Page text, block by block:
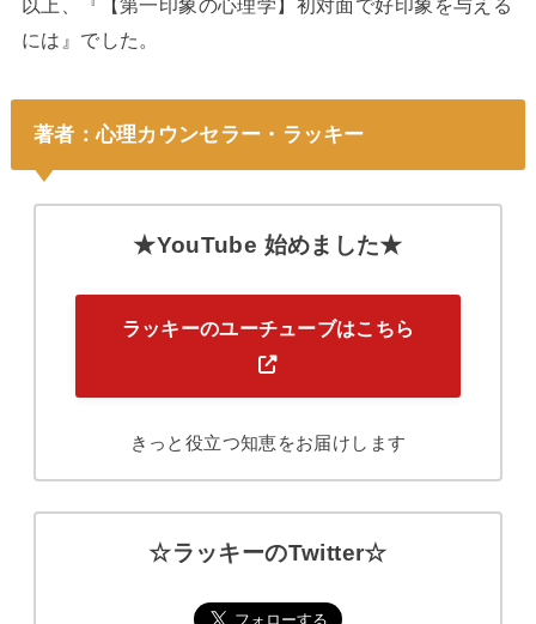
以上、『【第一印象の心理学】初対面で好印象を与える
には』でした。
著者：心理カウンセラー・ラッキー
★YouTube 始めました★
ラッキーのユーチューブはこちら
きっと役立つ知恵をお届けします
☆ラッキーのTwitter☆